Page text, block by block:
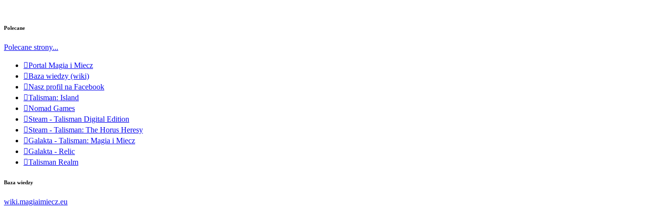
Polecane
Polecane strony...
Portal Magia i Miecz
Baza wiedzy (wiki)
Nasz profil na Facebook
Talisman: Island
Nomad Games
Steam - Talisman Digital Edition
Steam - Talisman: The Horus Heresy
Galakta - Talisman: Magia i Miecz
Galakta - Relic
Talisman Realm
Baza wiedzy
wiki.magiaimiecz.eu